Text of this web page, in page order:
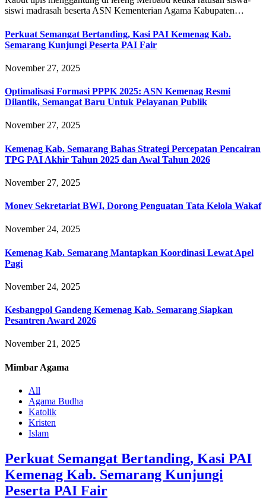
siswi madrasah beserta ASN Kementerian Agama Kabupaten…
Perkuat Semangat Bertanding, Kasi PAI Kemenag Kab.
Semarang Kunjungi Peserta PAI Fair
November 27, 2025
Optimalisasi Formasi PPPK 2025: ASN Kemenag Resmi
Dilantik, Semangat Baru Untuk Pelayanan Publik
November 27, 2025
Kemenag Kab. Semarang Bahas Strategi Percepatan Pencairan
TPG PAI Akhir Tahun 2025 dan Awal Tahun 2026
November 27, 2025
Monev Sekretariat BWI, Dorong Penguatan Tata Kelola Wakaf
November 24, 2025
Kemenag Kab. Semarang Mantapkan Koordinasi Lewat Apel
Pagi
November 24, 2025
Kesbangpol Gandeng Kemenag Kab. Semarang Siapkan
Pesantren Award 2026
November 21, 2025
Mimbar Agama
All
Agama Budha
Katolik
Kristen
Islam
Perkuat Semangat Bertanding, Kasi PAI
Kemenag Kab. Semarang Kunjungi
Peserta PAI Fair